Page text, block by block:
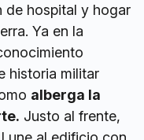
de hospital y hogar
Ya en la
historia militar
alberga la
Justo al frente,